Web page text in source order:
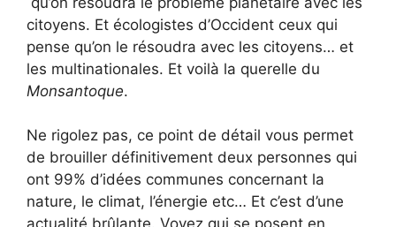
citoyens. Et écologistes d’Occident ceux qui
pense qu’on le résoudra avec les citoyens… et
les multinationales. Et voilà la querelle du
Monsantoque.
Ne rigolez pas, ce point de détail vous permet
de brouiller définitivement deux personnes qui
ont 99% d’idées communes concernant la
nature, le climat, l’énergie etc… Et c’est d’une